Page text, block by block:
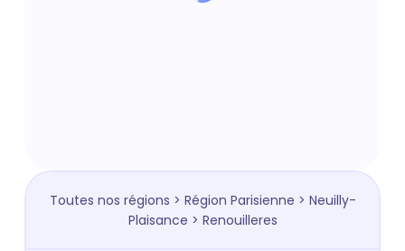
Toutes nos régions > Région Parisienne > Neuilly-
Plaisance > Renouilleres